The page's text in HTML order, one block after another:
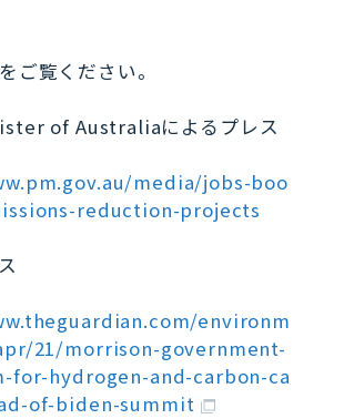
ご覧ください。
of Australiaによるプレス
media/jobs-boo
reduction-projects
environm
21/morrison-government-
for-hydrogen-and-carbon-ca
of-biden-summit